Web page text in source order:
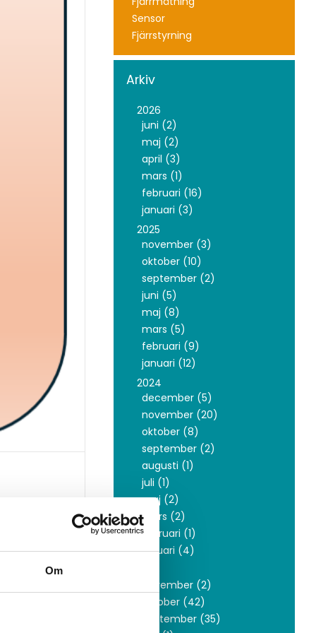
Om
För
är
Sensor
Fjärrstyrning
Arkiv
2026
juni (2)
maj (2)
april (3)
mars (1)
februari (16)
januari (3)
2025
november (3)
oktober (10)
september (2)
juni (5)
maj (8)
mars (5)
februari (9)
januari (12)
2024
december (5)
november (20)
oktober (8)
september (2)
augusti (1)
juli (1)
maj (2)
mars (2)
februari (1)
januari (4)
november (2)
oktober (42)
september (35)